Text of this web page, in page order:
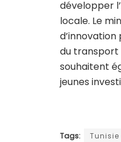
développer
locale. Le
du transport
souhaitent
jeunes
Tags: Tunisie